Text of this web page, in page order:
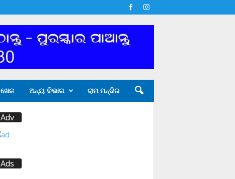
ଖେଳ ଅନ୍ୟ ବିଭାଗ ରାମ ମନ୍ଦିର
Adv
Ads